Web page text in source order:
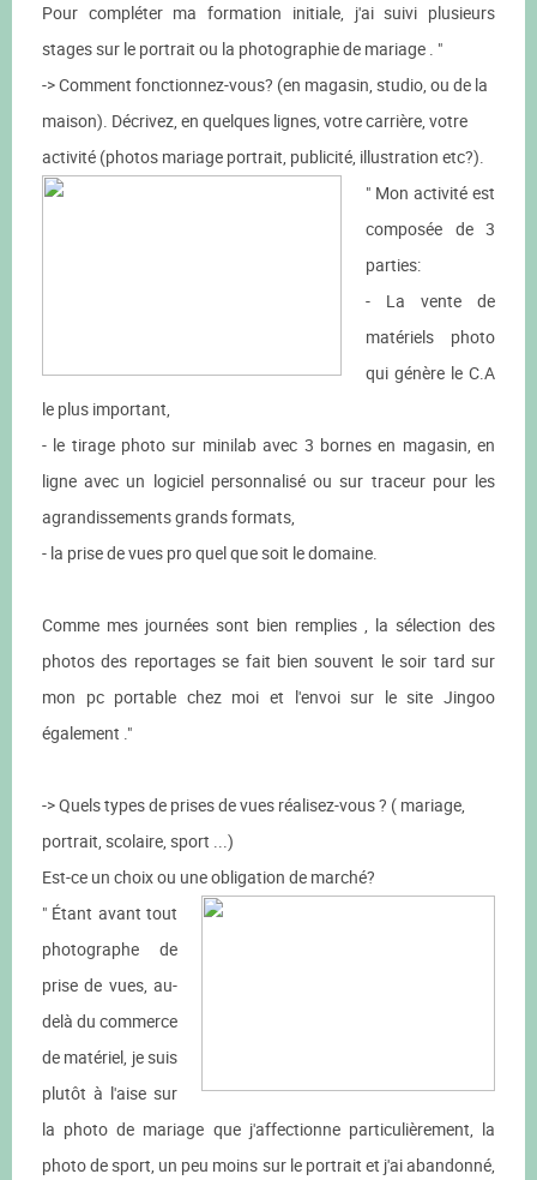
Pour compléter ma formation initiale, j'ai suivi plusieurs
stages sur le portrait ou la photographie de mariage . "
-> Comment fonctionnez-vous? (en magasin, studio, ou de la
maison). Décrivez, en quelques lignes, votre carrière, votre
activité (photos mariage portrait, publicité, illustration etc?).
" Mon activité est
composée de 3
parties:
- La vente de
matériels photo
qui génère le C.A
le plus important,
- le tirage photo sur minilab avec 3 bornes en magasin, en
ligne avec un logiciel personnalisé ou sur traceur pour les
agrandissements grands formats,
- la prise de vues pro quel que soit le domaine.
Comme mes journées sont bien remplies , la sélection des
photos des reportages se fait bien souvent le soir tard sur
mon pc portable chez moi et l'envoi sur le site Jingoo
également ."
-> Quels types de prises de vues réalisez-vous ? ( mariage,
portrait, scolaire, sport ...)
Est-ce un choix ou une obligation de marché?
" Étant avant tout
photographe de
prise de vues, au-
delà du commerce
de matériel, je suis
plutôt à l'aise sur
la photo de mariage que j'affectionne particulièrement, la
photo de sport, un peu moins sur le portrait et j'ai abandonné,